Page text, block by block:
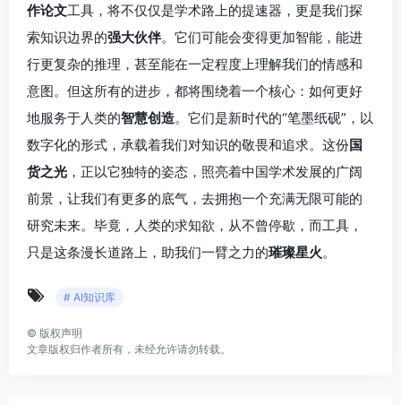
作论文工具，将不仅仅是学术路上的提速器，更是我们探
索知识边界的强大伙伴。它们可能会变得更加智能，能进
行更复杂的推理，甚至能在一定程度上理解我们的情感和
意图。但这所有的进步，都将围绕着一个核心：如何更好
地服务于人类的智慧创造。它们是新时代的“笔墨纸砚”，以
数字化的形式，承载着我们对知识的敬畏和追求。这份国
货之光 ，正以它独特的姿态，照亮着中国学术发展的广阔
前景，让我们有更多的底气，去拥抱一个充满无限可能的
研究未来。毕竟，人类的求知欲，从不曾停歇，而工具，
只是这条漫长道路上，助我们一臂之力的璀璨星火。
# AI知识库
© 版权声明
文章版权归作者所有，未经允许请勿转载。